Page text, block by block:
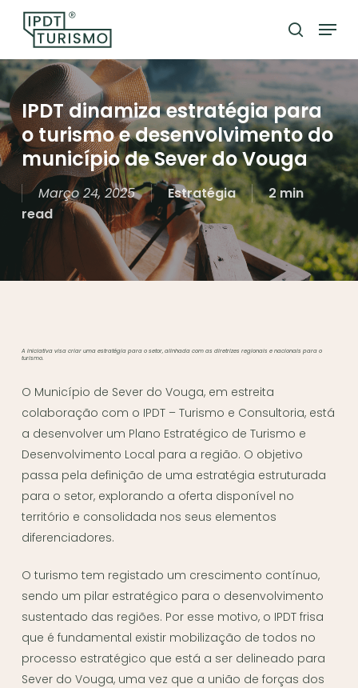
content
search
Menu
IPDT dinamiza estratégia para
o turismo e desenvolvimento do
município de Sever do Vouga
Março 24, 2025 Estratégia
2 min
read
A iniciativa visa criar uma estratégia para o setor, alinhada com as diretrizes regionais e nacionais para o
turismo.
O Município de Sever do Vouga, em estreita
colaboração com o IPDT – Turismo e Consultoria, está
a desenvolver um Plano Estratégico de Turismo e
Desenvolvimento Local para a região. O objetivo
passa pela definição de uma estratégia estruturada
para o setor, explorando a oferta disponível no
território e consolidada nos seus elementos
diferenciadores.
O turismo tem registado um crescimento contínuo,
sendo um pilar estratégico para o desenvolvimento
sustentado das regiões. Por esse motivo, o IPDT frisa
que é fundamental existir mobilização de todos no
processo estratégico que está a ser delineado para
Sever do Vouga, uma vez que a união de forças dos
Menu